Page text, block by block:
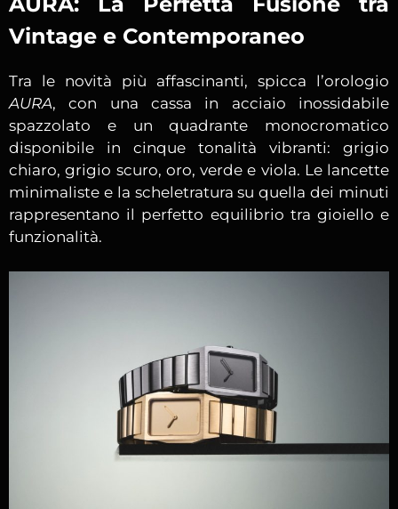
Vintage e Contemporaneo
Tra le novità più affascinanti, spicca l’orologio
AURA, con una cassa in acciaio inossidabile
spazzolato e un quadrante monocromatico
disponibile in cinque tonalità vibranti: grigio
chiaro, grigio scuro, oro, verde e viola. Le lancette
minimaliste e la scheletratura su quella dei minuti
rappresentano il perfetto equilibrio tra gioiello e
funzionalità.